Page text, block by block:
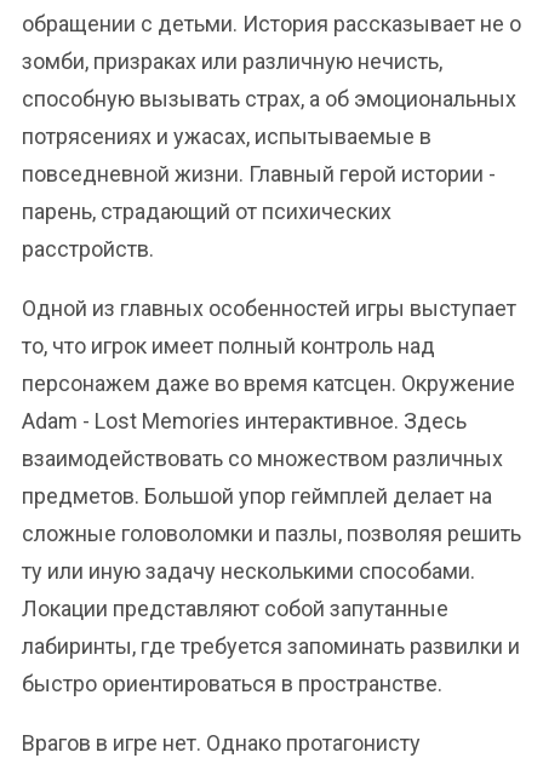
обращении с детьми. История рассказывает не о
зомби, призраках или различную нечисть,
способную вызывать страх, а об эмоциональных
потрясениях и ужасах, испытываемые в
повседневной жизни. Главный герой истории -
парень, страдающий от психических
расстройств.
Одной из главных особенностей игры выступает
то, что игрок имеет полный контроль над
персонажем даже во время катсцен. Окружение
Adam - Lost Memories интерактивное. Здесь
взаимодействовать со множеством различных
предметов. Большой упор геймплей делает на
сложные головоломки и пазлы, позволяя решить
ту или иную задачу несколькими способами.
Локации представляют собой запутанные
лабиринты, где требуется запоминать развилки и
быстро ориентироваться в пространстве.
Врагов в игре нет. Однако протагонисту